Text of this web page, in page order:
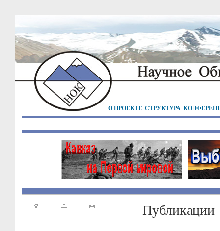
О ПРОЕКТЕ СТРУКТУРА
Публикации